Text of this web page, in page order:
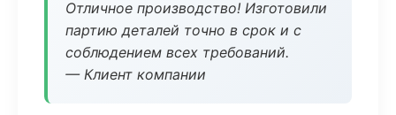
Отличное производство! Изготовили
партию деталей точно в срок и с
соблюдением всех требований.
— Клиент компании